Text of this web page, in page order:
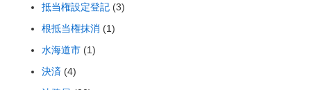
抵当権設定登記 (3)
根抵当権抹消 (1)
水海道市 (1)
決済 (4)